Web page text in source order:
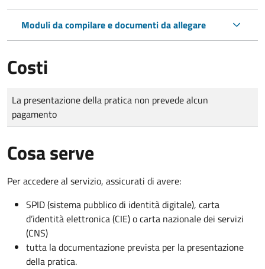
Moduli da compilare e documenti da allegare
Costi
Tipo di pagamento
Importo
La presentazione della pratica non prevede alcun
pagamento
Cosa serve
Per accedere al servizio, assicurati di avere:
SPID (sistema pubblico di identità digitale), carta
d’identità elettronica (CIE) o carta nazionale dei servizi
(CNS)
tutta la documentazione prevista per la presentazione
della pratica.